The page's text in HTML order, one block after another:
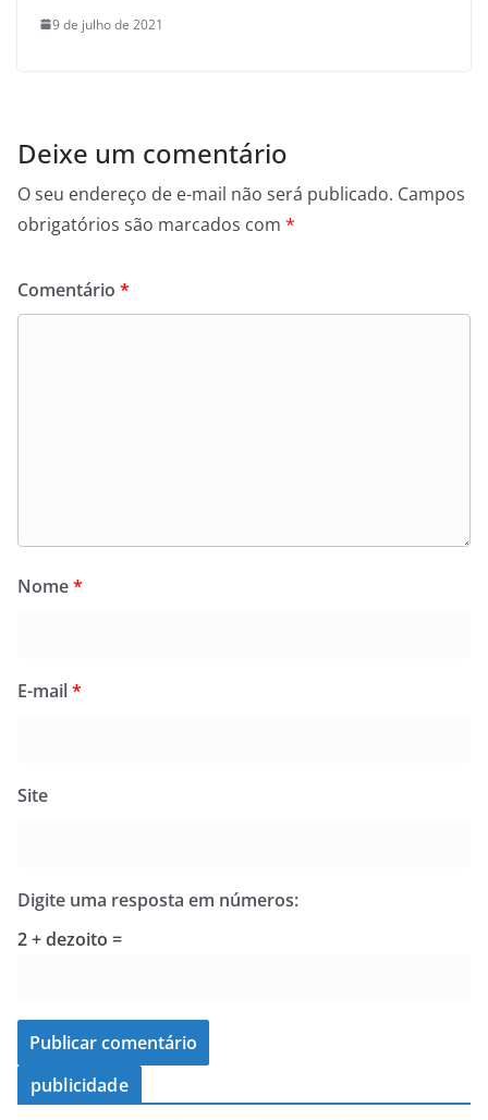
9 de julho de 2021
Deixe um comentário
O seu endereço de e-mail não será publicado. Campos
obrigatórios são marcados com *
Comentário *
Nome*
E-mail*
Site
Digite uma resposta em números:
2 + dezoito =
publicidade